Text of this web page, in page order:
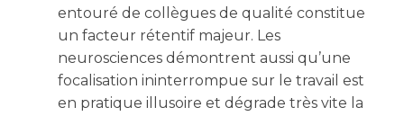
entouré de collègues de qualité constitue
un facteur rétentif majeur. Les
neurosciences démontrent aussi qu’une
focalisation ininterrompue sur le travail est
en pratique illusoire et dégrade très vite la